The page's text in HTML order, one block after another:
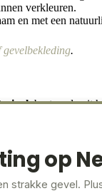
op
strakke gevel.
verkleuren.
en met een
gevelbekleding.
, bestaande uit
schilderwerk of
kunststof een
op een rij